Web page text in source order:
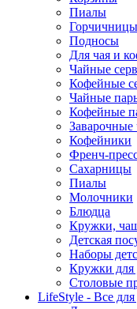
Пиалы
Горчичницы
Подносы
Для чая и
Чайные
Кофейные
Чайные
Кофейные
Заварочные
Кофейники
Френч-
Сахарницы
Пиалы
Молочники
Блюдца
Кружки,
Детская
Наборы
Кружки для
Столовые
LifeStyle - Все для